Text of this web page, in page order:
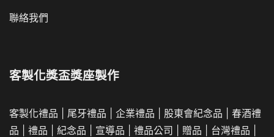
聯絡我們
客製化獎盃獎座製作
客製化禮品 尾牙禮品 企業禮品 股東會紀念品
春酒禮
品
禮品 紀念品 宣導品 禮品公司 贈品 台灣禮品